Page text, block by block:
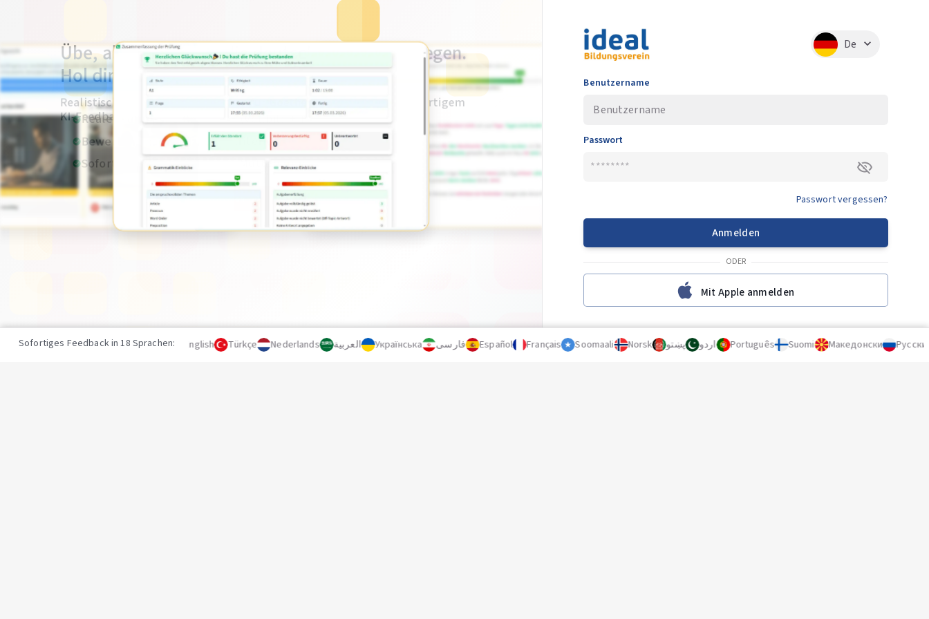
Übe, als würdest du die deutsche Prüfung ablegen.
Hol dir dein Zertifikat.
Realistische Prüfungssimulationen für Goethe, telc und DTZ mit sofortigem
KI-Feedback in Ihrer Sprache.
Reale Prüfungsbedingungen (Vollbild + Timer)
Bewertung nach offiziellen Kriterien
Sofortiges Feedback in Ihrer Muttersprache
Mehr erfahren Preise ansehen
De
Benutzername
Passwort
Passwort vergessen?
Anmelden
ODER
Mit Apple anmelden
Sofortiges Feedback in 18 Sprachen:
Deutsch English Türkçe Nederlands العربية Українська فارسی Español Français Soomaali Norsk پښتو اردو Português Suomi Македонски Русский